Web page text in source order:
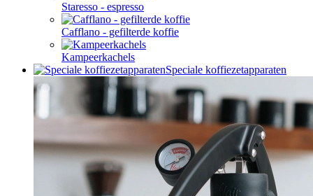
Staresso - espresso
Cafflano - gefilterde koffie
Kampeerkachels
Speciale koffiezetapparaten